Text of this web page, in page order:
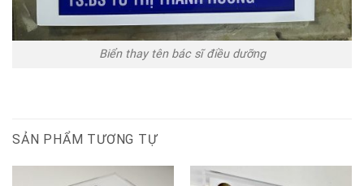
Biển thay tên bác sĩ điều dưỡng
SẢN PHẨM TƯƠNG TỰ